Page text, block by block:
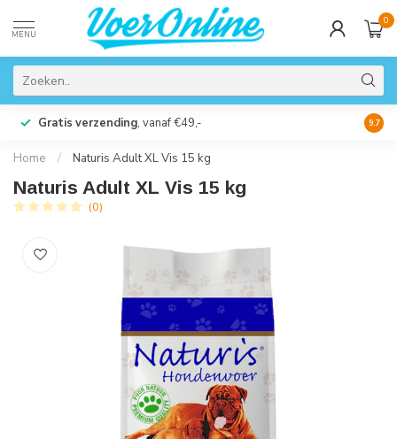
MENU
0
Gratis verzending, vanaf €49,- 9.7
Home / Naturis Adult XL Vis 15 kg
Naturis Adult XL Vis 15 kg
(0)